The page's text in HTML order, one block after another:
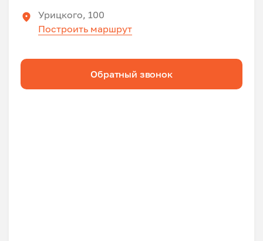
Урицкого, 100
Построить маршрут
Обратный звонок